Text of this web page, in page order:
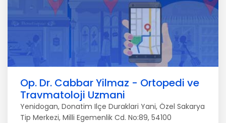
Op. Dr. Cabbar Yilmaz - Ortopedi ve
Travmatoloji Uzmani
Yenidogan, Donatim Ilçe Duraklari Yani, Özel Sakarya
Tip Merkezi, Milli Egemenlik Cd. No:89, 54100